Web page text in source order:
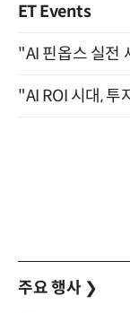
ET Events
주요 행사 ❯